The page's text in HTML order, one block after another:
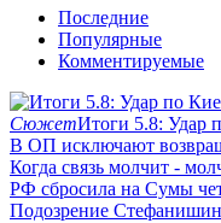
Последние
Популярные
Комментируемые
СюжетИтоги 5.8: Удар
В ОП исключают
Когда связь молчит -
РФ сбросила на Сумы
Подозрение